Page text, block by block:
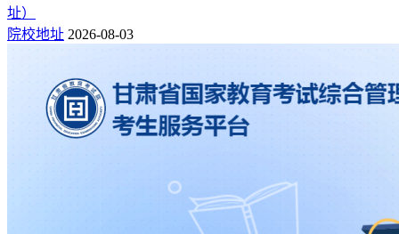
址）
院校地址 2026-08-03